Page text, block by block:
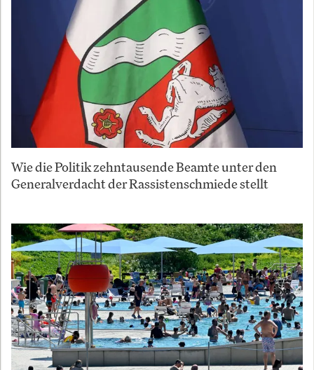
Wie die Politik zehntausende Beamte unter den
Generalverdacht der Rassistenschmiede stellt